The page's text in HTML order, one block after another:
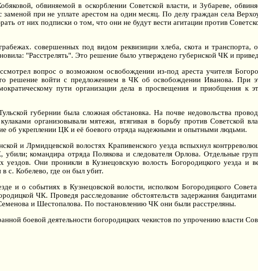
обвиняемой в оскорблении Советской власти, и Зубареве,
при не уплате арестом на один месяц. По делу граждан села
от них подписки о том, что они не будут вести агитации против
совершенных под видом реквизиции хлеба, скота и транспорта,
"Расстрелять". Это решение было утверждено губернской ЧК и
вопрос о возможном освобождении из-под ареста учителя
решение войти с предложением в ЧК об освобождении Иванова. При
пути организации дела в просвещения и приобщения к
губернии была сложная обстановка. На почве недовольства
организовывали мятежи, втягивая в борьбу против Советской
об укреплении ЦК и её боевого отряда надежными и опытными людьми.
и Лрмидцевской волостях Крапивенского уезда вспыхнул
командира отряда Полякова и следователя Орлова. Отдельные
уездов. Они проникли в Кузнецовскую волость Богородицкого уезда
с. Кобелево, где он был убит.
и о событиях в Кузнецовской волости, исполком Богородицкого
ЧК. Проведя расследование обстоятельств задержания
и Шестопалова. По постановлению ЧК они были расстреляны.
боевой деятельности богородицких чекистов по упрочению власти